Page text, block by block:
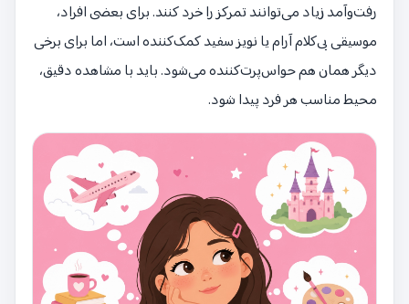
رفت‌وآمد زیاد می‌توانند تمرکز را خرد کنند. برای بعضی افراد،
موسیقی بی‌کلام آرام یا نویز سفید کمک‌کننده است، اما برای برخی
دیگر همان هم حواس‌پرت‌کننده می‌شود. باید با مشاهده دقیق،
محیط مناسب هر فرد پیدا شود.